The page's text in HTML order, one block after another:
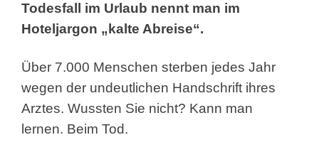
Todesfall im Urlaub nennt man im
Hoteljargon „kalte Abreise“.
Über 7.000 Menschen sterben jedes Jahr
wegen der undeutlichen Handschrift ihres
Arztes. Wussten Sie nicht? Kann man
lernen. Beim Tod.